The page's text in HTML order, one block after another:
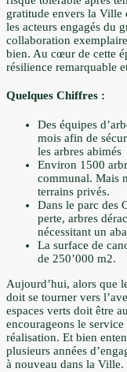
gratitude envers la Ville
les acteurs engagés du
collaboration
bien. Au cœur de cette
résilience remarquable
Quelques Chiffres :
Des équipes
mois afin de
les arbres abimés
Environ 1500
communal. Mais
terrains privés.
Dans le parc des
perte, arbres
nécessitant un
La surface de
de 250’000 m2.
Aujourd’hui, alors que
doit se tourner vers
espaces verts doit être
encourageons le
réalisation. Et bien
plusieurs années
à nouveau dans la Ville.